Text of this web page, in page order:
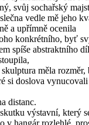
svůj sochařský
vedle mě jeho
a upřímně ocenila
konkrétního, byť
spíše abstraktního
měla rozměr,
si doslova
distanc.
výstavní, který